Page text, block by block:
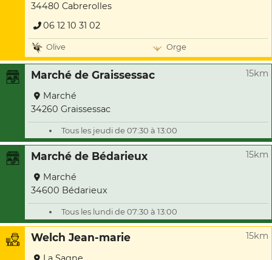
34480 Cabrerolles
06 12 10 31 02
Olive Orge
Marché de Graissessac 15km
Marché
34260 Graissessac
Tous les jeudi de 07:30 à 13:00
Marché de Bédarieux 15km
Marché
34600 Bédarieux
Tous les lundi de 07:30 à 13:00
Welch Jean-marie 15km